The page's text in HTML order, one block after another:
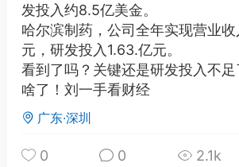
·特急预警】关
节返乡期间“闪
急提示
0
如何购买【理肺清瘟
【养正护络膏】？
发投入约8.5亿美金。
哈尔滨制药，公司全年实现营业
元，研发投入1.63.亿元。
看到了吗？关键还是研发投入不
啥了！刘一手看财经
广东·深圳
0 0 2.1k